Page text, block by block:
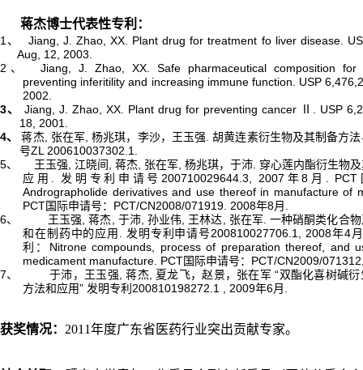
蒋杰博士代表性专利：
1 、
Jiang, J. Zhao, XX. Plant drug for treatment fo liver disease.
Aug, 12, 2003.
2 、
Jiang, J. Zhao, XX. Safe pharmaceutical composition for
preventing inferitility and increasing immune function. USP
2002.
3、
Jiang, J. Zhao, XX. Plant drug for preventing cancer Ⅱ. USP
18, 2001.
4、
蒋杰, 张在军 ,杨兆琪，李沙，王玉强 .胡黄连素衍生物及其制备方
号ZL 200610037302.1.
5、 王玉强 江晓间 蒋杰 张在军 杨兆琪，于沛 穿心莲内酯衍生物
应用
发明专利申请号200710029644.3, 2007 年8 月 . PCT
Andrographolide derivatives and use thereof in manufacture of
PCT 国际申请号： PCT/CN2008/071919. 2008年8月
6、 王玉强 ,蒋杰 于沛, 孙业伟 王林达 张在军 一种硝酮类化合
和在制药中的应用
发明专利申请号200810027706.1, 2008年4月
利： Nitrone compounds, process of preparation thereof, and
medicament manufacture. PCT 国际申请号： PCT/CN2009/
7、 于沛，王玉强 ,蒋杰, 夏龙飞，赵景，张在军 “双酯化喜树碱
方法和应用” 发明专利 200810198272.1 , 2009年6月
获奖情况： 2011年度广东省医药行业突出贡献专家。